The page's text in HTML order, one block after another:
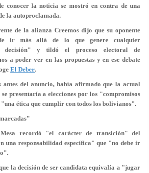
conocer la noticia se mostró en contra de una
la autoproclamada.
de la alianza Creemos dijo que su oponente
de ir más alláde lo que genere cualquier
decisión" y tildó el proceso electoral de
a poder ver en las propuestas y en ese debate
El Deber.
antes del anuncio, había afirmado que la actual
presentaría a elecciones por los "compromisos
ética que cumplir con todos los bolivianos".
recordó "el carácter de transición" del
una responsabilidad específica" que "no debe ir
la decisión de ser candidata equivalía a "jugar